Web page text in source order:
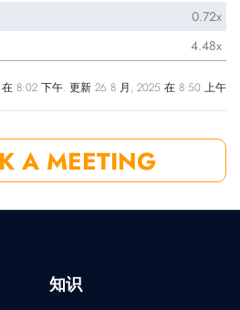
0.72x
4.48x
在 8:02 下午. 更新 26 8 月, 2025 在 8:50 上午
A MEETING
知识